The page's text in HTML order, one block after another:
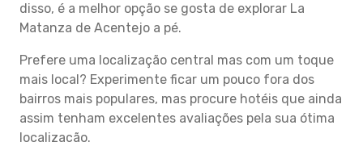
disso, é a melhor opção se gosta de explorar La
Matanza de Acentejo a pé.
Prefere uma localização central mas com um toque
mais local? Experimente ficar um pouco fora dos
bairros mais populares, mas procure hotéis que ainda
assim tenham excelentes avaliações pela sua ótima
localização.